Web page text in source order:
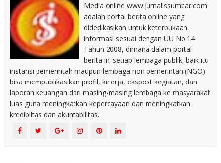
Media online www.jurnalissumbar.com
adalah portal berita online yang
didedikasikan untuk keterbukaan
informasi sesuai dengan UU No.14
Tahun 2008, dimana dalam portal
berita ini setiap lembaga publik, baik itu
instansi pemerintah maupun lembaga non pemerintah (NGO)
bisa mempublikasikan profil, kinerja, ekspost kegiatan, dan
laporan keuangan dari masing-masing lembaga ke masyarakat
luas guna meningkatkan kepercayaan dan meningkatkan
kredibiltas dan akuntabilitas.